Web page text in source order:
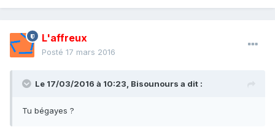
L'affreux
Posté 17 mars 2016
Le 17/03/2016 à 10:23, Bisounours a dit :
Tu bégayes ?